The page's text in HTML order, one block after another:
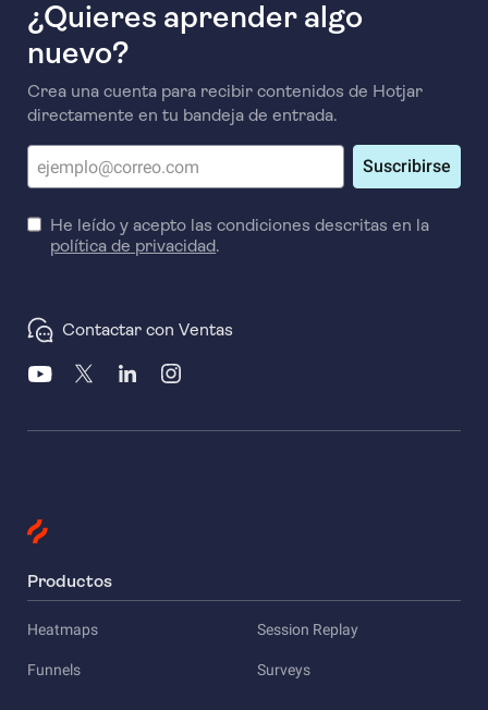
¿Quieres aprender algo
nuevo?
Crea una cuenta para recibir contenidos de Hotjar
directamente en tu bandeja de entrada.
Suscribirse
He leído y acepto las condiciones descritas en la
política de privacidad.
Contactar con Ventas
Productos
Heatmaps Session Replay
Funnels Surveys